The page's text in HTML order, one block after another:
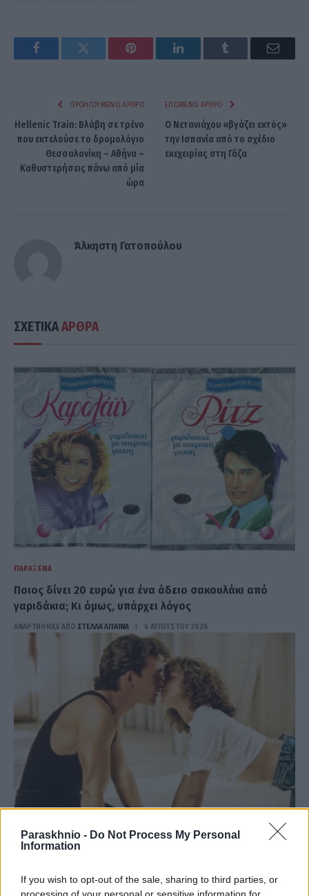
Paraskhnio - Do Not Process My Personal
Information
If you wish to opt-out of the sale, sharing to third parties, or
FacebookTwitter Pinterest LinkedInTumblr Email
ΠΡΟΗΓΟΎΜΕΝΟ ΆΡΘΡΟ
Hellenic Train: Βλάβη σε τρένο
που εκτελούσε το δρομολόγιο
Θεσσαλονίκη – Αθήνα –
Καθυστερήσεις πάνω από μία
ώρα
ΕΠΌΜΕΝΟ ΆΡΘΡΟ
Ο Νετανιάχου «βγάζει εκτός»
την Ισπανία από το σχέδιο
εκεχειρίας στη Γάζα
Άλκηστη Γατοπούλου
ΣΧΕΤΙΚΑΑΡΘΡΑ
ΠΑΡΆΞΕΝΑ
Ποιος δίνει 20 ευρώ για ένα άδειο σακουλάκι από
γαριδάκια; Κι όμως, υπάρχει λόγος
ΑΝΑΡΤΗΘΗΚΕ ΑΠΟ ΣΤΈΛΛΑ ΛΊΤΑΙΝΑ 6 ΑΥΓΟΎΣΤΟΥ 2026
ΠΑΡΆΞΕΝΑ
σε αυτά τα 4 ζώδια